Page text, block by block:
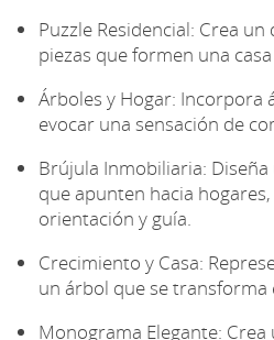
Puzzle Residencial: Crea
piezas que formen una
Árboles y Hogar: Incorpora
evocar una sensación de
Brújula Inmobiliaria:
que apunten hacia
orientación y guía.
Crecimiento y Casa:
un árbol que se transforma
Monograma Elegante: